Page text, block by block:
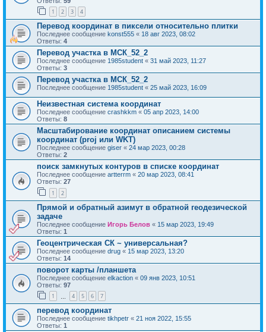
1 2 3 4
Перевод координат в пиксели относительно плитки
Последнее сообщение konst555 « 18 авг 2023, 08:02
Ответы: 4
Перевод участка в МСК_52_2
Последнее сообщение 1985student « 31 май 2023, 11:27
Ответы: 3
Перевод участка в МСК_52_2
Последнее сообщение 1985student « 25 май 2023, 16:09
Неизвестная система координат
Последнее сообщение crashkkm « 05 апр 2023, 14:00
Ответы: 8
Масштабирование координат описанием системы
координат (proj или WKT)
Последнее сообщение giser « 24 мар 2023, 00:28
Ответы: 2
поиск замкнутых контуров в списке координат
Последнее сообщение artterrm « 20 мар 2023, 08:41
Ответы: 27
1 2
Прямой и обратный азимут в обратной геодезической
задаче
Последнее сообщение Игорь Белов « 15 мар 2023, 19:49
Ответы: 1
Геоцентрическая СК ~ универсальная?
Последнее сообщение drug « 15 мар 2023, 13:20
Ответы: 14
поворот карты /планшета
Последнее сообщение elkaction « 09 янв 2023, 10:51
Ответы: 97
1 4 5 6 7
перевод координат
Последнее сообщение tikhpetr « 21 ноя 2022, 15:55
Ответы: 1